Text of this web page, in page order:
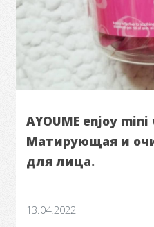
AYOUME enjoy
Матирующая и
для лица.
13.04.2022